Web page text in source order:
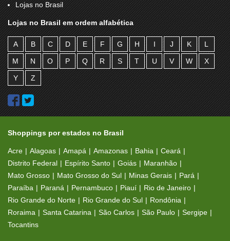
Lojas no Brasil
Lojas no Brasil em ordem alfabética
A B C D E F G H I J K L
M N O P Q R S T U V W X
Y Z
Shoppings por estados no Brasil
Acre Alagoas Amapá Amazonas Bahia
Ceará
Distrito Federal
Espírito Santo Goiás
Maranhão
Mato Grosso
Mato Grosso do Sul Minas Gerais
Pará
Paraíba
Paraná Pernambuco Piauí
Rio de Janeiro
Rio Grande do Norte
Rio Grande do Sul
Rondônia
Roraima
Santa Catarina São Carlos São Paulo
Sergipe
Tocantins